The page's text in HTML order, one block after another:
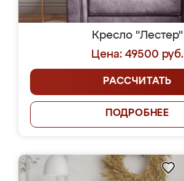
Кресло "Лестер"
Цена: 49500 руб.
РАССЧИТАТЬ
ПОДРОБНЕЕ